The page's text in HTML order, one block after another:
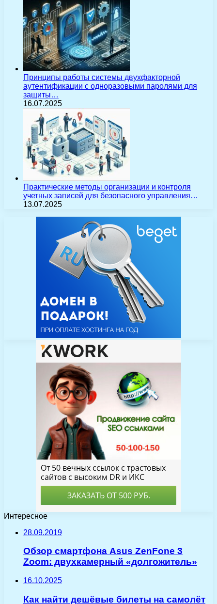
Принципы работы системы двухфакторной
аутентификации с одноразовыми паролями для
защиты…
16.07.2025
Практические методы организации и контроля
учетных записей для безопасного управления…
13.07.2025
Интересное
28.09.2019
Обзор смартфона Asus ZenFone 3
Zoom: двухкамерный «долгожитель»
16.10.2025
Как найти дешёвые билеты на самолёт